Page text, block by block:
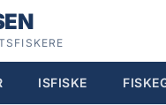
ISFISKE